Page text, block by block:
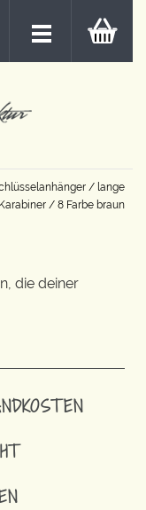
/ lange
/ 8 Farbe braun
die deiner